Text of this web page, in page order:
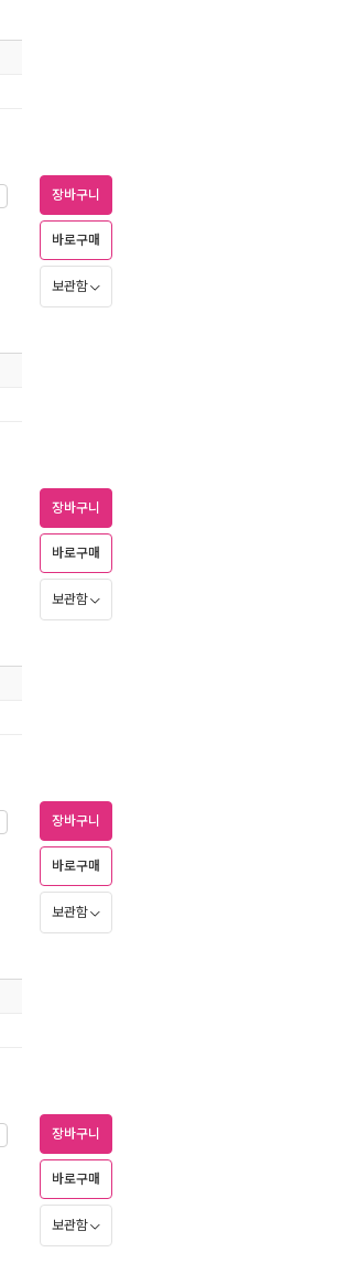
장바구니
바로구매
보관함
장바구니
바로구매
보관함
장바구니
바로구매
보관함
장바구니
바로구매
보관함